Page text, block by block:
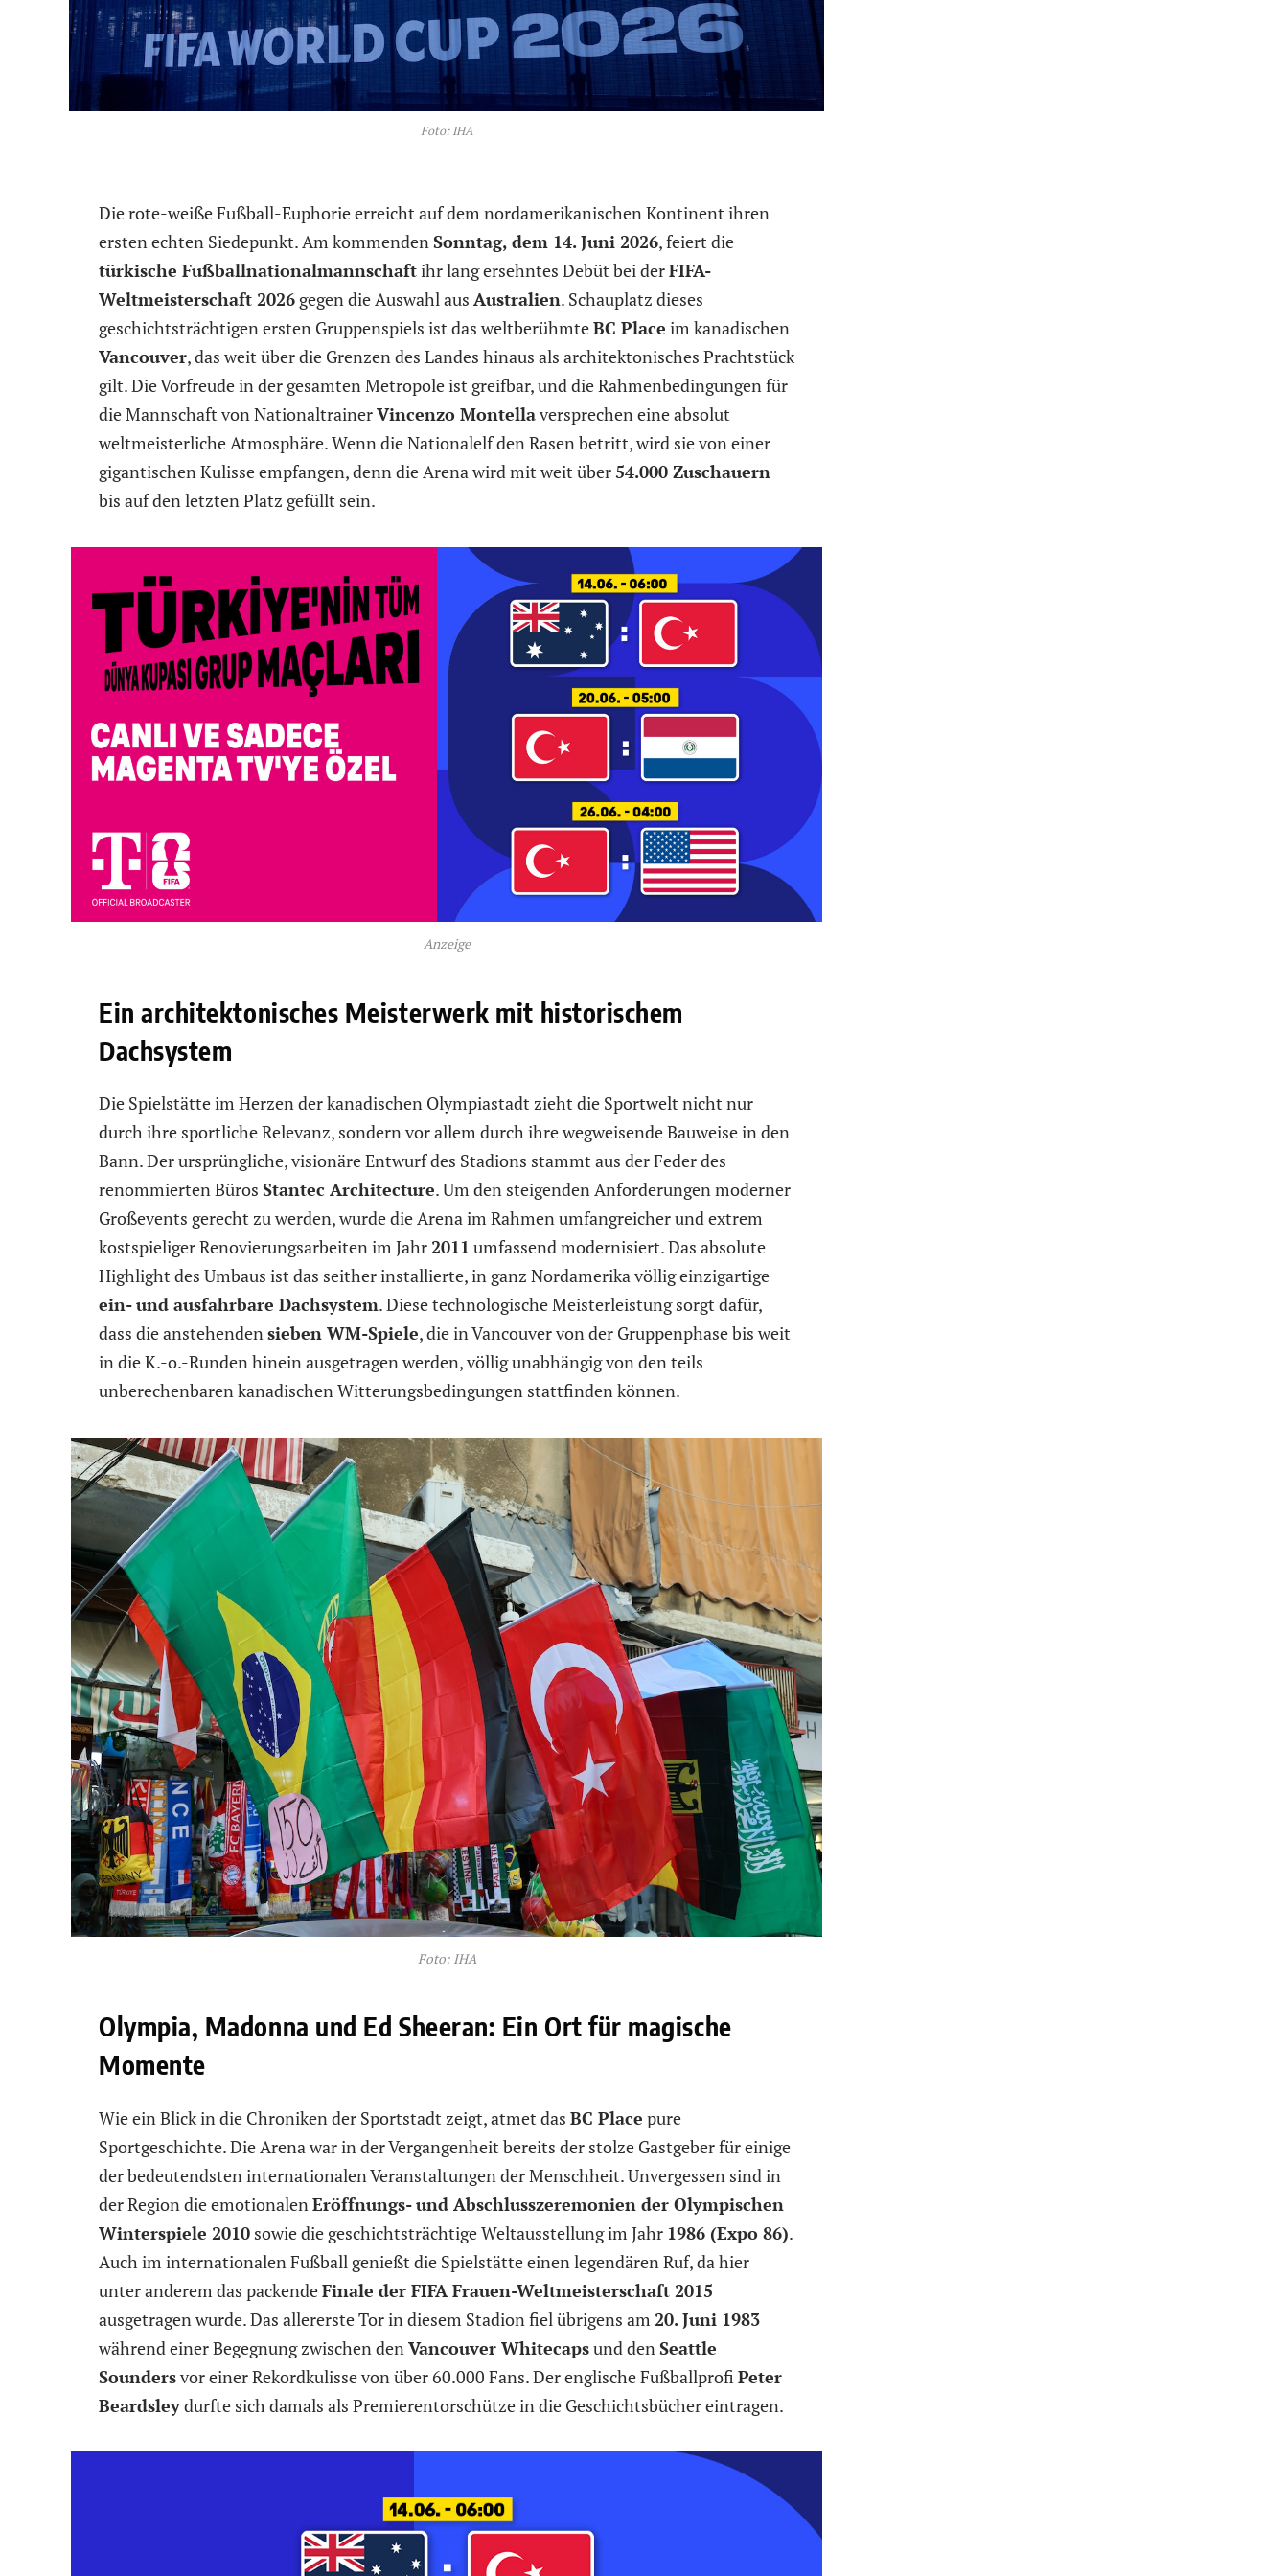
Foto: IHA
Die rote-weiße Fußball-Euphorie erreicht auf dem nordamerikanischen Kontinent ihren
ersten echten Siedepunkt. Am kommendenSonntag, dem 14. Juni 2026, feiert die
türkische Fußballnationalmannschaftihr lang ersehntes Debüt bei derFIFA-
Weltmeisterschaft 2026 gegen die Auswahl aus Australien. Schauplatz dieses
geschichtsträchtigen ersten Gruppenspiels ist das weltberühmteBC Place im kanadischen
Vancouver, das weit über die Grenzen des Landes hinaus als architektonisches Prachtstück
gilt. Die Vorfreude in der gesamten Metropole ist greifbar, und die Rahmenbedingungen für
die Mannschaft von NationaltrainerVincenzo Montellaversprechen eine absolut
weltmeisterliche Atmosphäre. Wenn die Nationalelf den Rasen betritt, wird sie von einer
gigantischen Kulisse empfangen, denn die Arena wird mit weit über54.000 Zuschauern
bis auf den letzten Platz gefüllt sein.
Anzeige
Ein architektonisches Meisterwerk mit historischem
Dachsystem
Die Spielstätte im Herzen der kanadischen Olympiastadt zieht die Sportwelt nicht nur
durch ihre sportliche Relevanz, sondern vor allem durch ihre wegweisende Bauweise in den
Bann. Der ursprüngliche, visionäre Entwurf des Stadions stammt aus der Feder des
renommierten Büros Stantec Architecture. Um den steigenden Anforderungen moderner
Großevents gerecht zu werden, wurde die Arena im Rahmen umfangreicher und extrem
kostspieliger Renovierungsarbeiten im Jahr2011 umfassend modernisiert. Das absolute
Highlight des Umbaus ist das seither installierte, in ganz Nordamerika völlig einzigartige
ein- und ausfahrbare Dachsystem. Diese technologische Meisterleistung sorgt dafür,
dass die anstehendensieben WM-Spiele, die in Vancouver von der Gruppenphase bis weit
in die K.-o.-Runden hinein ausgetragen werden, völlig unabhängig von den teils
unberechenbaren kanadischen Witterungsbedingungen stattfinden können.
Foto: IHA
Olympia, Madonna und Ed Sheeran: Ein Ort für magische
Momente
Wie ein Blick in die Chroniken der Sportstadt zeigt, atmet das BC Place pure
Sportgeschichte. Die Arena war in der Vergangenheit bereits der stolze Gastgeber für einige
der bedeutendsten internationalen Veranstaltungen der Menschheit. Unvergessen sind in
der Region die emotionalen Eröffnungs- und Abschlusszeremonien der Olympischen
Winterspiele 2010 sowie die geschichtsträchtige Weltausstellung im Jahr 1986 (Expo 86).
Auch im internationalen Fußball genießt die Spielstätte einen legendären Ruf, da hier
unter anderem das packendeFinale der FIFA Frauen-Weltmeisterschaft 2015
ausgetragen wurde. Das allererste Tor in diesem Stadion fiel übrigens am 20. Juni 1983
während einer Begegnung zwischen den Vancouver Whitecapsund den Seattle
Soundersvor einer Rekordkulisse von über 60.000 Fans. Der englische Fußballprofi Peter
Beardsleydurfte sich damals als Premierentorschütze in die Geschichtsbücher eintragen.